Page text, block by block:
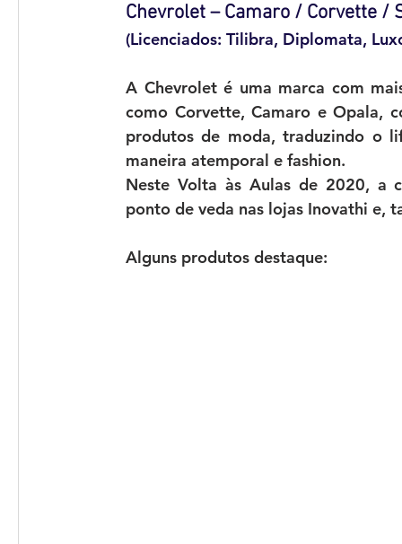
Chevrolet – Camaro / Corvette /
(Licenciados: Tilibra, Diplomata,
A Chevrolet é uma marca com
como Corvette, Camaro e Opala,
produtos de moda, traduzindo o
maneira atemporal e fashion.
Neste Volta às Aulas de 2020, a
ponto de veda nas lojas Inovathi e,
Alguns produtos destaque: